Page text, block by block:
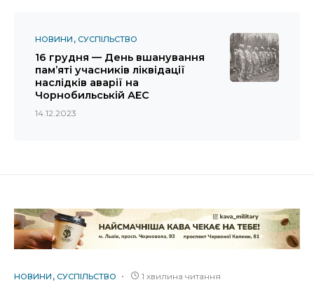
НОВИНИ СУСПІЛЬСТВО
16 грудня — День вшанування
пам’яті учасників ліквідації
наслідків аварії на
Чорнобильській АЕС
14.12.2023
НОВИНИ СУСПІЛЬСТВО 1 хвилина читання